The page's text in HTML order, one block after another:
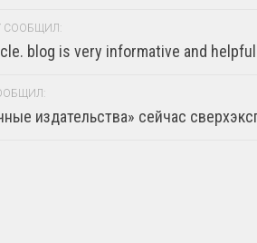
СООБЩИЛ:
blog is very informative and helpful
издательства» сейчас